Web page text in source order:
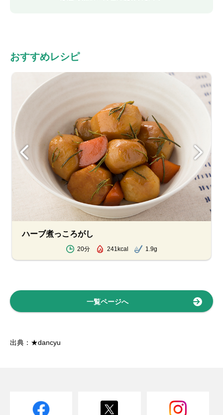
おすすめレシピ
ハーブ煮っころがし
20分 241kcal 1.9g
一覧ページへ
出典：★dancyu